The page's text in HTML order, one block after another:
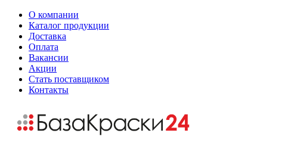
О компании
Каталог продукции
Доставка
Оплата
Вакансии
Акции
Стать поставщиком
Контакты